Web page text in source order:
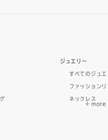
ジュエリー
すべてのジュエ
ファッションリ
ネックレス